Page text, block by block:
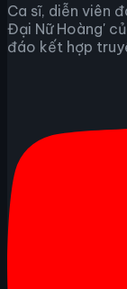
Ca sĩ, diễn viên
Đại Nữ Hoàng'
đáo kết hợp